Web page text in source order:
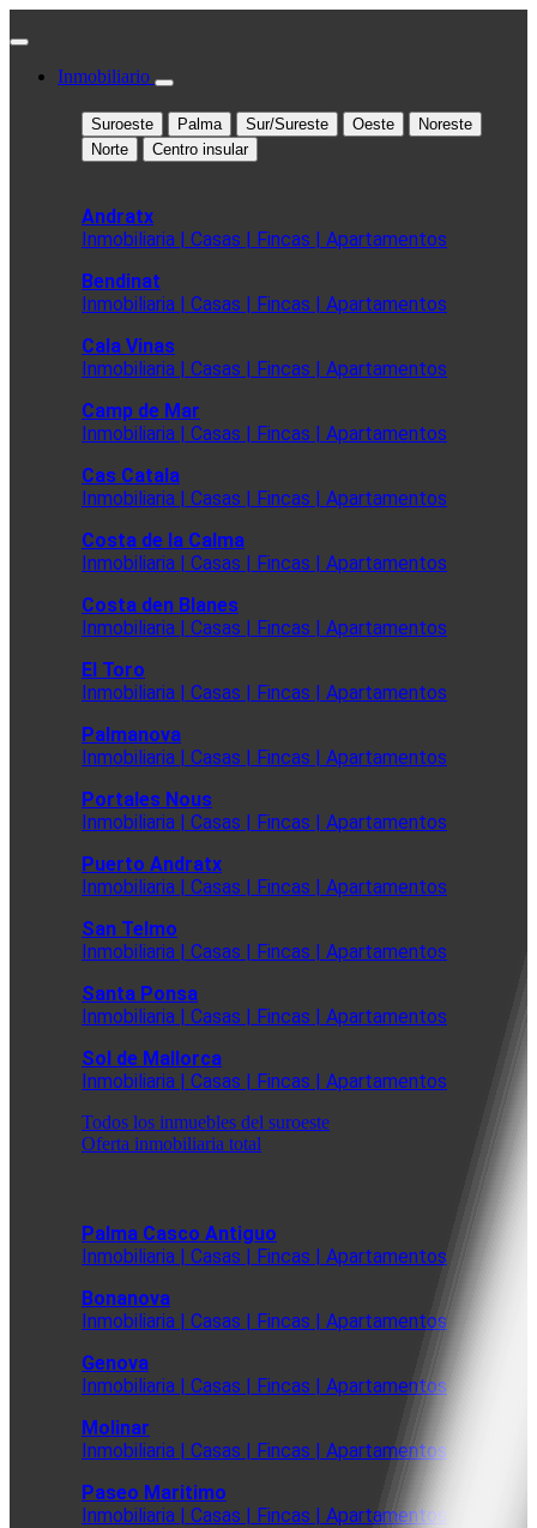
Inmobiliario
Suroeste Palma Sur/Sureste Oeste
Noreste
Norte
Centro insular
Andratx
Inmobiliaria | Casas | Fincas | Apartamentos
Bendinat
Inmobiliaria | Casas | Fincas | Apartamentos
Cala Vinas
Inmobiliaria | Casas | Fincas | Apartamentos
Camp de Mar
Inmobiliaria | Casas | Fincas | Apartamentos
Cas Catala
Inmobiliaria | Casas | Fincas | Apartamentos
Costa de la Calma
Inmobiliaria | Casas | Fincas | Apartamentos
Costa den Blanes
Inmobiliaria | Casas | Fincas | Apartamentos
El Toro
Inmobiliaria | Casas | Fincas | Apartamentos
Palmanova
Inmobiliaria | Casas | Fincas | Apartamentos
Portales Nous
Inmobiliaria | Casas | Fincas | Apartamentos
Puerto Andratx
Inmobiliaria | Casas | Fincas | Apartamentos
San Telmo
Inmobiliaria | Casas | Fincas | Apartamentos
Santa Ponsa
Inmobiliaria | Casas | Fincas | Apartamentos
Sol de Mallorca
Inmobiliaria | Casas | Fincas | Apartamentos
Todos los inmuebles del suroeste
Oferta inmobiliaria total
Palma Casco Antiguo
Inmobiliaria | Casas | Fincas | Apartamentos
Bonanova
Inmobiliaria | Casas | Fincas | Apartamentos
Genova
Inmobiliaria | Casas | Fincas | Apartamentos
Molinar
Inmobiliaria | Casas | Fincas | Apartamentos
Paseo Maritimo
Inmobiliaria | Casas | Fincas | Apartamentos